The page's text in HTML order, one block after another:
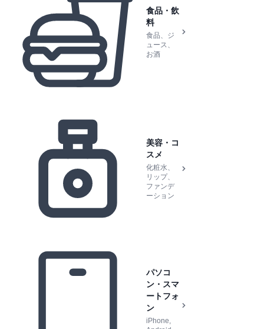
食品・飲
料
食品、ジ
ュース、
お酒
美容・コ
スメ
化粧水、
リップ、
ファンデ
ーション
パソコ
ン・スマ
ートフォ
ン
iPhone,